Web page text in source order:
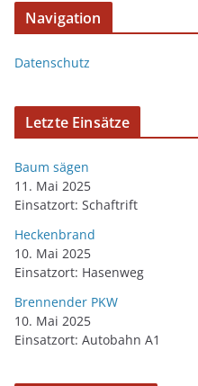
Navigation
Datenschutz
Letzte Einsätze
Baum sägen
11. Mai 2025
Einsatzort: Schaftrift
Heckenbrand
10. Mai 2025
Einsatzort: Hasenweg
Brennender PKW
10. Mai 2025
Einsatzort: Autobahn A1